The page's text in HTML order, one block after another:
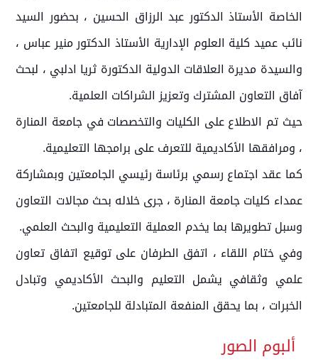
الخاصة الأستاذ الدكتور عبد الرزاق الحسين ، بحضور السيد
نائب عميد كلية العلوم الإدارية الأستاذ الدكتور منير عباس ،
والسيدة مديرة العلاقات الدولية الدكتورة ثريا ادلبي ، لبحث
آفاق التعاون المشترك وتعزيز الشراكات العلمية.
حيث تم الاطلاع على الكليات والتخصصات في جامعة المنارة
، ومرافقها الأكاديمية للتعرف على برامجها التعليمية.
كما عقد اجتماع رسمي برئاسة رئيسي الجامعتين وبمشاركة
عمداء كليات جامعة المنارة ، جرى خلاله بحث مجالات التعاون
وسبل تطويرها بما يخدم العملية التعليمية والبحث العلمي.
وفي ختام اللقاء ، اتفق الطرفان على توقيع اتفاق تعاون
علمي وثقافي يشمل التعليم والبحث الأكاديمي وتبادل
الخبرات ، بما يحقق المنفعة المتبادلة للجامعتين.
ألبوم الصور